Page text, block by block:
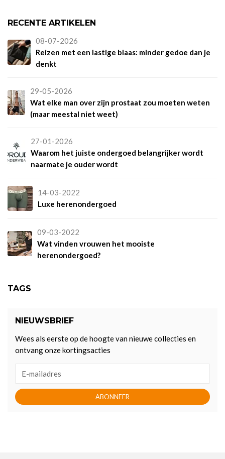
RECENTE ARTIKELEN
08-07-2026
Reizen met een lastige blaas: minder gedoe dan je
denkt
29-05-2026
Wat elke man over zijn prostaat zou moeten weten
(maar meestal niet weet)
27-01-2026
Waarom het juiste ondergoed belangrijker wordt
naarmate je ouder wordt
14-03-2022
Luxe herenondergoed
09-03-2022
Wat vinden vrouwen het mooiste
herenondergoed?
TAGS
NIEUWSBRIEF
Wees als eerste op de hoogte van nieuwe collecties en
ontvang onze kortingsacties
ABONNEER